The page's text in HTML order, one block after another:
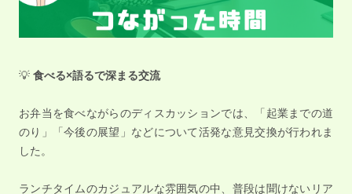
💡 食べる×語るで深まる交流
お弁当を食べながらのディスカッションでは、「起業までの道
のり」「今後の展望」などについて活発な意見交換が行われま
した。
ランチタイムのカジュアルな雰囲気の中、普段は聞けないリア